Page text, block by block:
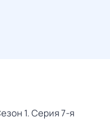
1. Серия 7-я